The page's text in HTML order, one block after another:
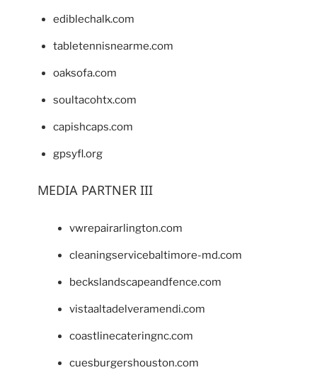
ediblechalk.com
tabletennisnearme.com
oaksofa.com
soultacohtx.com
capishcaps.com
gpsyfl.org
MEDIA PARTNER III
vwrepairarlington.com
cleaningservicebaltimore-md.com
beckslandscapeandfence.com
vistaaltadelveramendi.com
coastlinecateringnc.com
cuesburgershouston.com